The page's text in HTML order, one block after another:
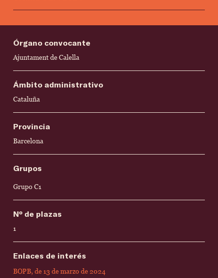
Órgano convocante
Ajuntament de Calella
Ámbito administrativo
Cataluña
Provincia
Barcelona
Grupos
Grupo C1
Nº de plazas
1
Enlaces de interés
BOPB, de 13 de marzo de 2024